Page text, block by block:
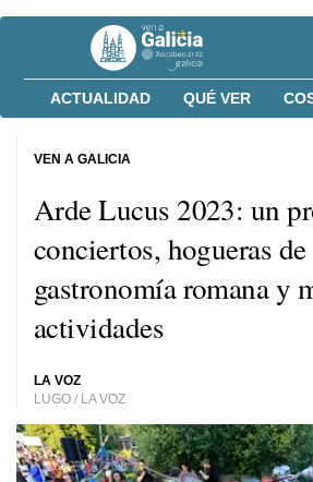
ACTUALIDAD QUÉ VER
Arde Lucus 2023: un
conciertos, hogueras
gastronomía romana y
actividades
LA VOZ
LUGO / LA VOZ
VEN A GALICIA